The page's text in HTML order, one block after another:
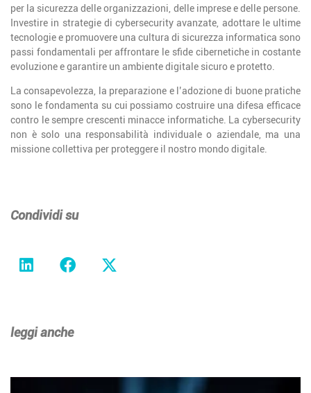
per la sicurezza delle organizzazioni, delle imprese e delle persone.
Investire in strategie di cybersecurity avanzate, adottare le ultime
tecnologie e promuovere una cultura di sicurezza informatica sono
passi fondamentali per affrontare le sfide cibernetiche in costante
evoluzione e garantire un ambiente digitale sicuro e protetto.
La consapevolezza, la preparazione e l’adozione di buone pratiche
sono le fondamenta su cui possiamo costruire una difesa efficace
contro le sempre crescenti minacce informatiche. La cybersecurity
non è solo una responsabilità individuale o aziendale, ma una
missione collettiva per proteggere il nostro mondo digitale.
Condividi su
leggi anche